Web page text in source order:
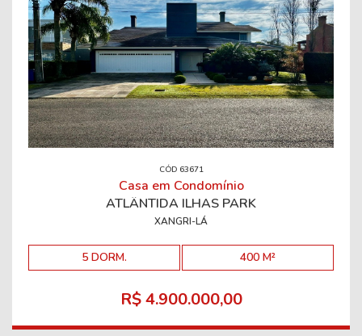
CÓD 63671
Casa em Condomínio
ATLÂNTIDA ILHAS PARK
XANGRI-LÁ
5 DORM. 400 M²
R$ 4.900.000,00